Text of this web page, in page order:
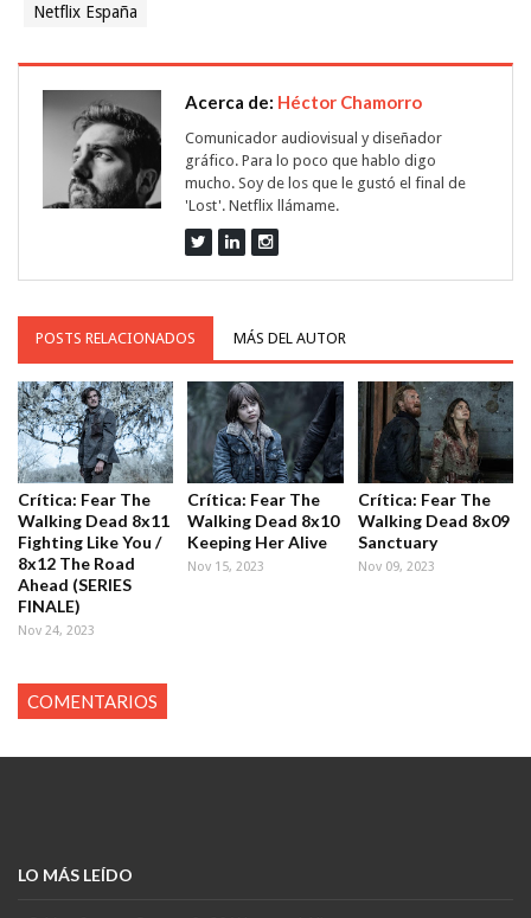
Netflix España
Acerca de: Héctor Chamorro
Comunicador audiovisual y diseñador
gráfico. Para lo poco que hablo digo
mucho. Soy de los que le gustó el final de
'Lost'. Netflix llámame.
POSTS RELACIONADOS MÁS DEL AUTOR
Crítica: Fear The
Walking Dead 8x11
Fighting Like You /
8x12 The Road
Ahead (SERIES
FINALE)
Nov 24, 2023
Crítica: Fear The
Walking Dead 8x10
Keeping Her Alive
Nov 15, 2023
Crítica: Fear The
Walking Dead 8x09
Sanctuary
Nov 09, 2023
COMENTARIOS
LO MÁS LEÍDO